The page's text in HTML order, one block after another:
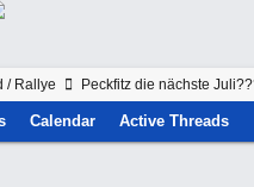
/ Rallye Peckfitz die nächste
Calendar Active Threads